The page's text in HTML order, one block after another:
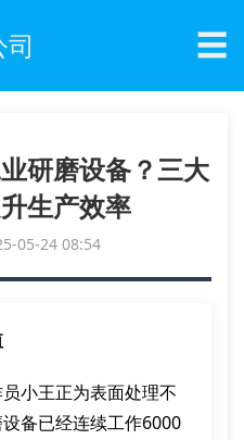
☰
研磨设备？三大
生产效率
05-24 08:54
小王正为表面处理不
备已经连续工作6000